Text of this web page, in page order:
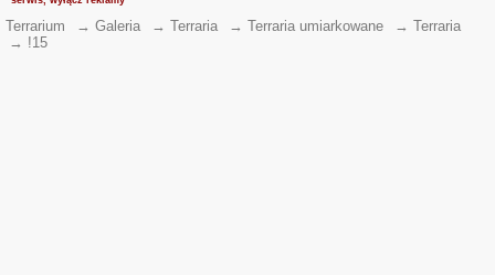
Terrarium → Galeria → Terraria → Terraria umiarkowane → Terraria
→ !15